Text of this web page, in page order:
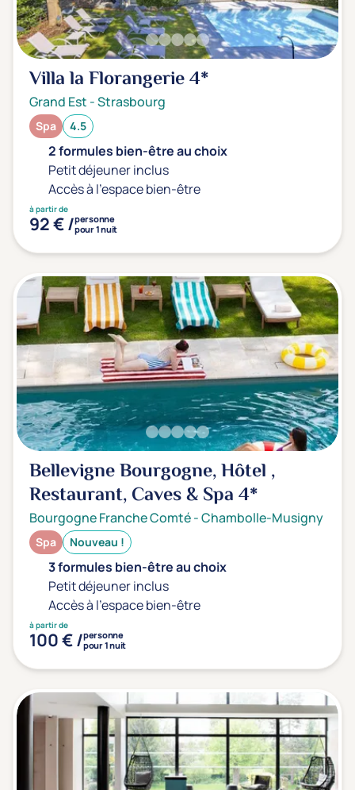
Villa la Florangerie4*
Grand Est -Strasbourg
Spa 4.5
2 formules bien-être au choix
Petit déjeuner inclus
Accès à l'espace bien-être
à partir de
92 € /personne
pour 1 nuit
Bellevigne Bourgogne, Hôtel ,
Restaurant, Caves & Spa4*
Bourgogne Franche Comté-Chambolle-Musigny
Spa Nouveau !
3 formules bien-être au choix
Petit déjeuner inclus
Accès à l'espace bien-être
à partir de
100 € /personne
pour 1 nuit